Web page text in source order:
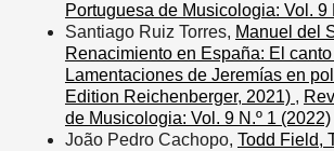
Portuguesa de Musicologia: Vol. 9
Santiago Ruiz Torres, Manuel del
Renacimiento en España: El
Lamentaciones de Jeremías en
Edition Reichenberger, 2021) ,
de Musicologia: Vol. 9 N.º 1 (2022)
João Pedro Cachopo, Todd Field,